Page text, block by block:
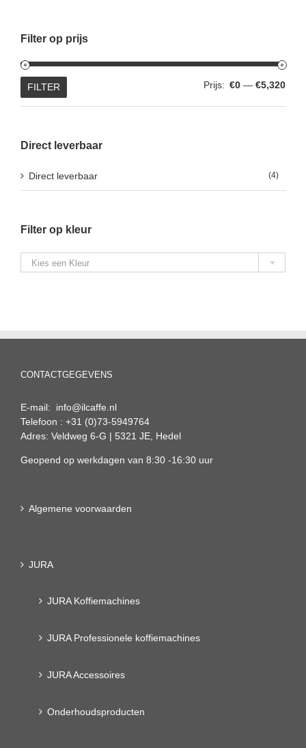
Filter op prijs
Min.
Max.
FILTER Prijs: €0 — €5,320
Direct leverbaar
Direct leverbaar (4)
Filter op kleur

Kies een Kleur
CONTACTGEGEVENS
E-mail: info@ilcaffe.nl
Telefoon : +31 (0)73-5949764
Adres: Veldweg 6-G | 5321 JE, Hedel
Geopend op werkdagen van 8:30 -16:30 uur
Algemene voorwaarden
JURA
JURA Koffiemachines
JURA Professionele koffiemachines
JURA Accessoires
Onderhoudsproducten